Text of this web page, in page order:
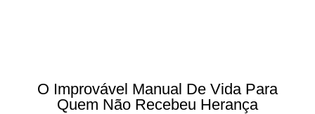
O Improvável Manual De Vida Para
Quem Não Recebeu Herança